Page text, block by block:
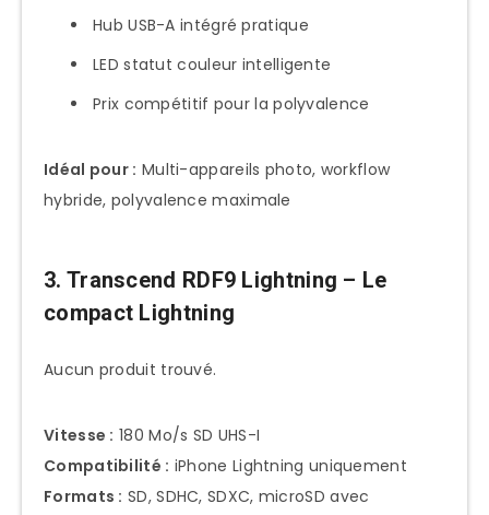
Hub USB-A intégré pratique
LED statut couleur intelligente
Prix compétitif pour la polyvalence
Idéal pour : Multi-appareils photo, workflow
hybride, polyvalence maximale
3. Transcend RDF9 Lightning – Le
compact Lightning
Aucun produit trouvé.
Vitesse : 180 Mo/s SD UHS-I
Compatibilité : iPhone Lightning uniquement
Formats : SD, SDHC, SDXC, microSD avec